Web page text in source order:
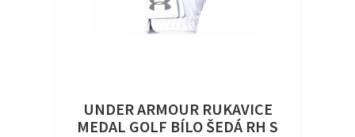
UNDER ARMOUR RUKAVICE
MEDAL GOLF BÍLO ŠEDÁ RH S